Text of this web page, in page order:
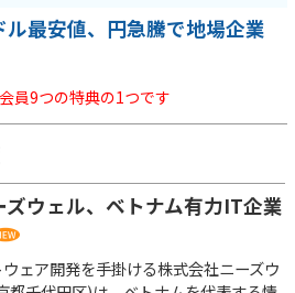
最安値、円急騰で地場企業
員9つの特典の1つです
ウェル、ベトナム有力IT企業
ェア開発を手掛ける株式会社ニーズウ